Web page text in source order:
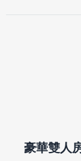
豪華雙人